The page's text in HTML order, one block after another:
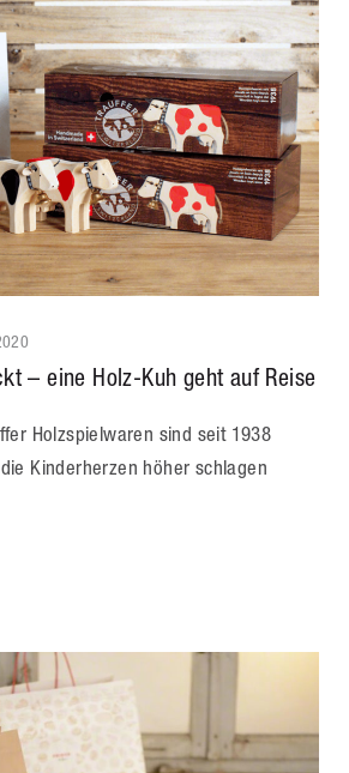
– eine Holz-Kuh geht auf Reise
Holzspielwaren sind seit 1938
Kinderherzen höher schlagen